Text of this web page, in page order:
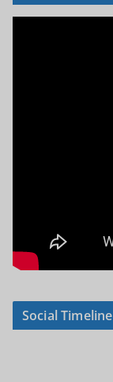
Social Timeline